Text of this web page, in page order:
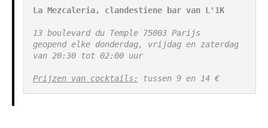
La Mezcaleria, clandestiene bar van L'1K
13 boulevard du Temple 75003 Parijs
geopend elke donderdag, vrijdag en zaterdag
van 20:30 tot 02:00 uur
Prijzen van cocktails: tussen 9 en 14 €